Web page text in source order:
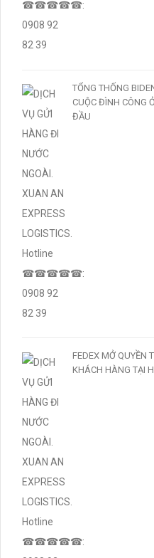
TỔNG THỐNG
CUỘC ĐÌNH CÔNG
ĐẦU
FEDEX MỞ QUYỀN
KHÁCH HÀNG TẠI